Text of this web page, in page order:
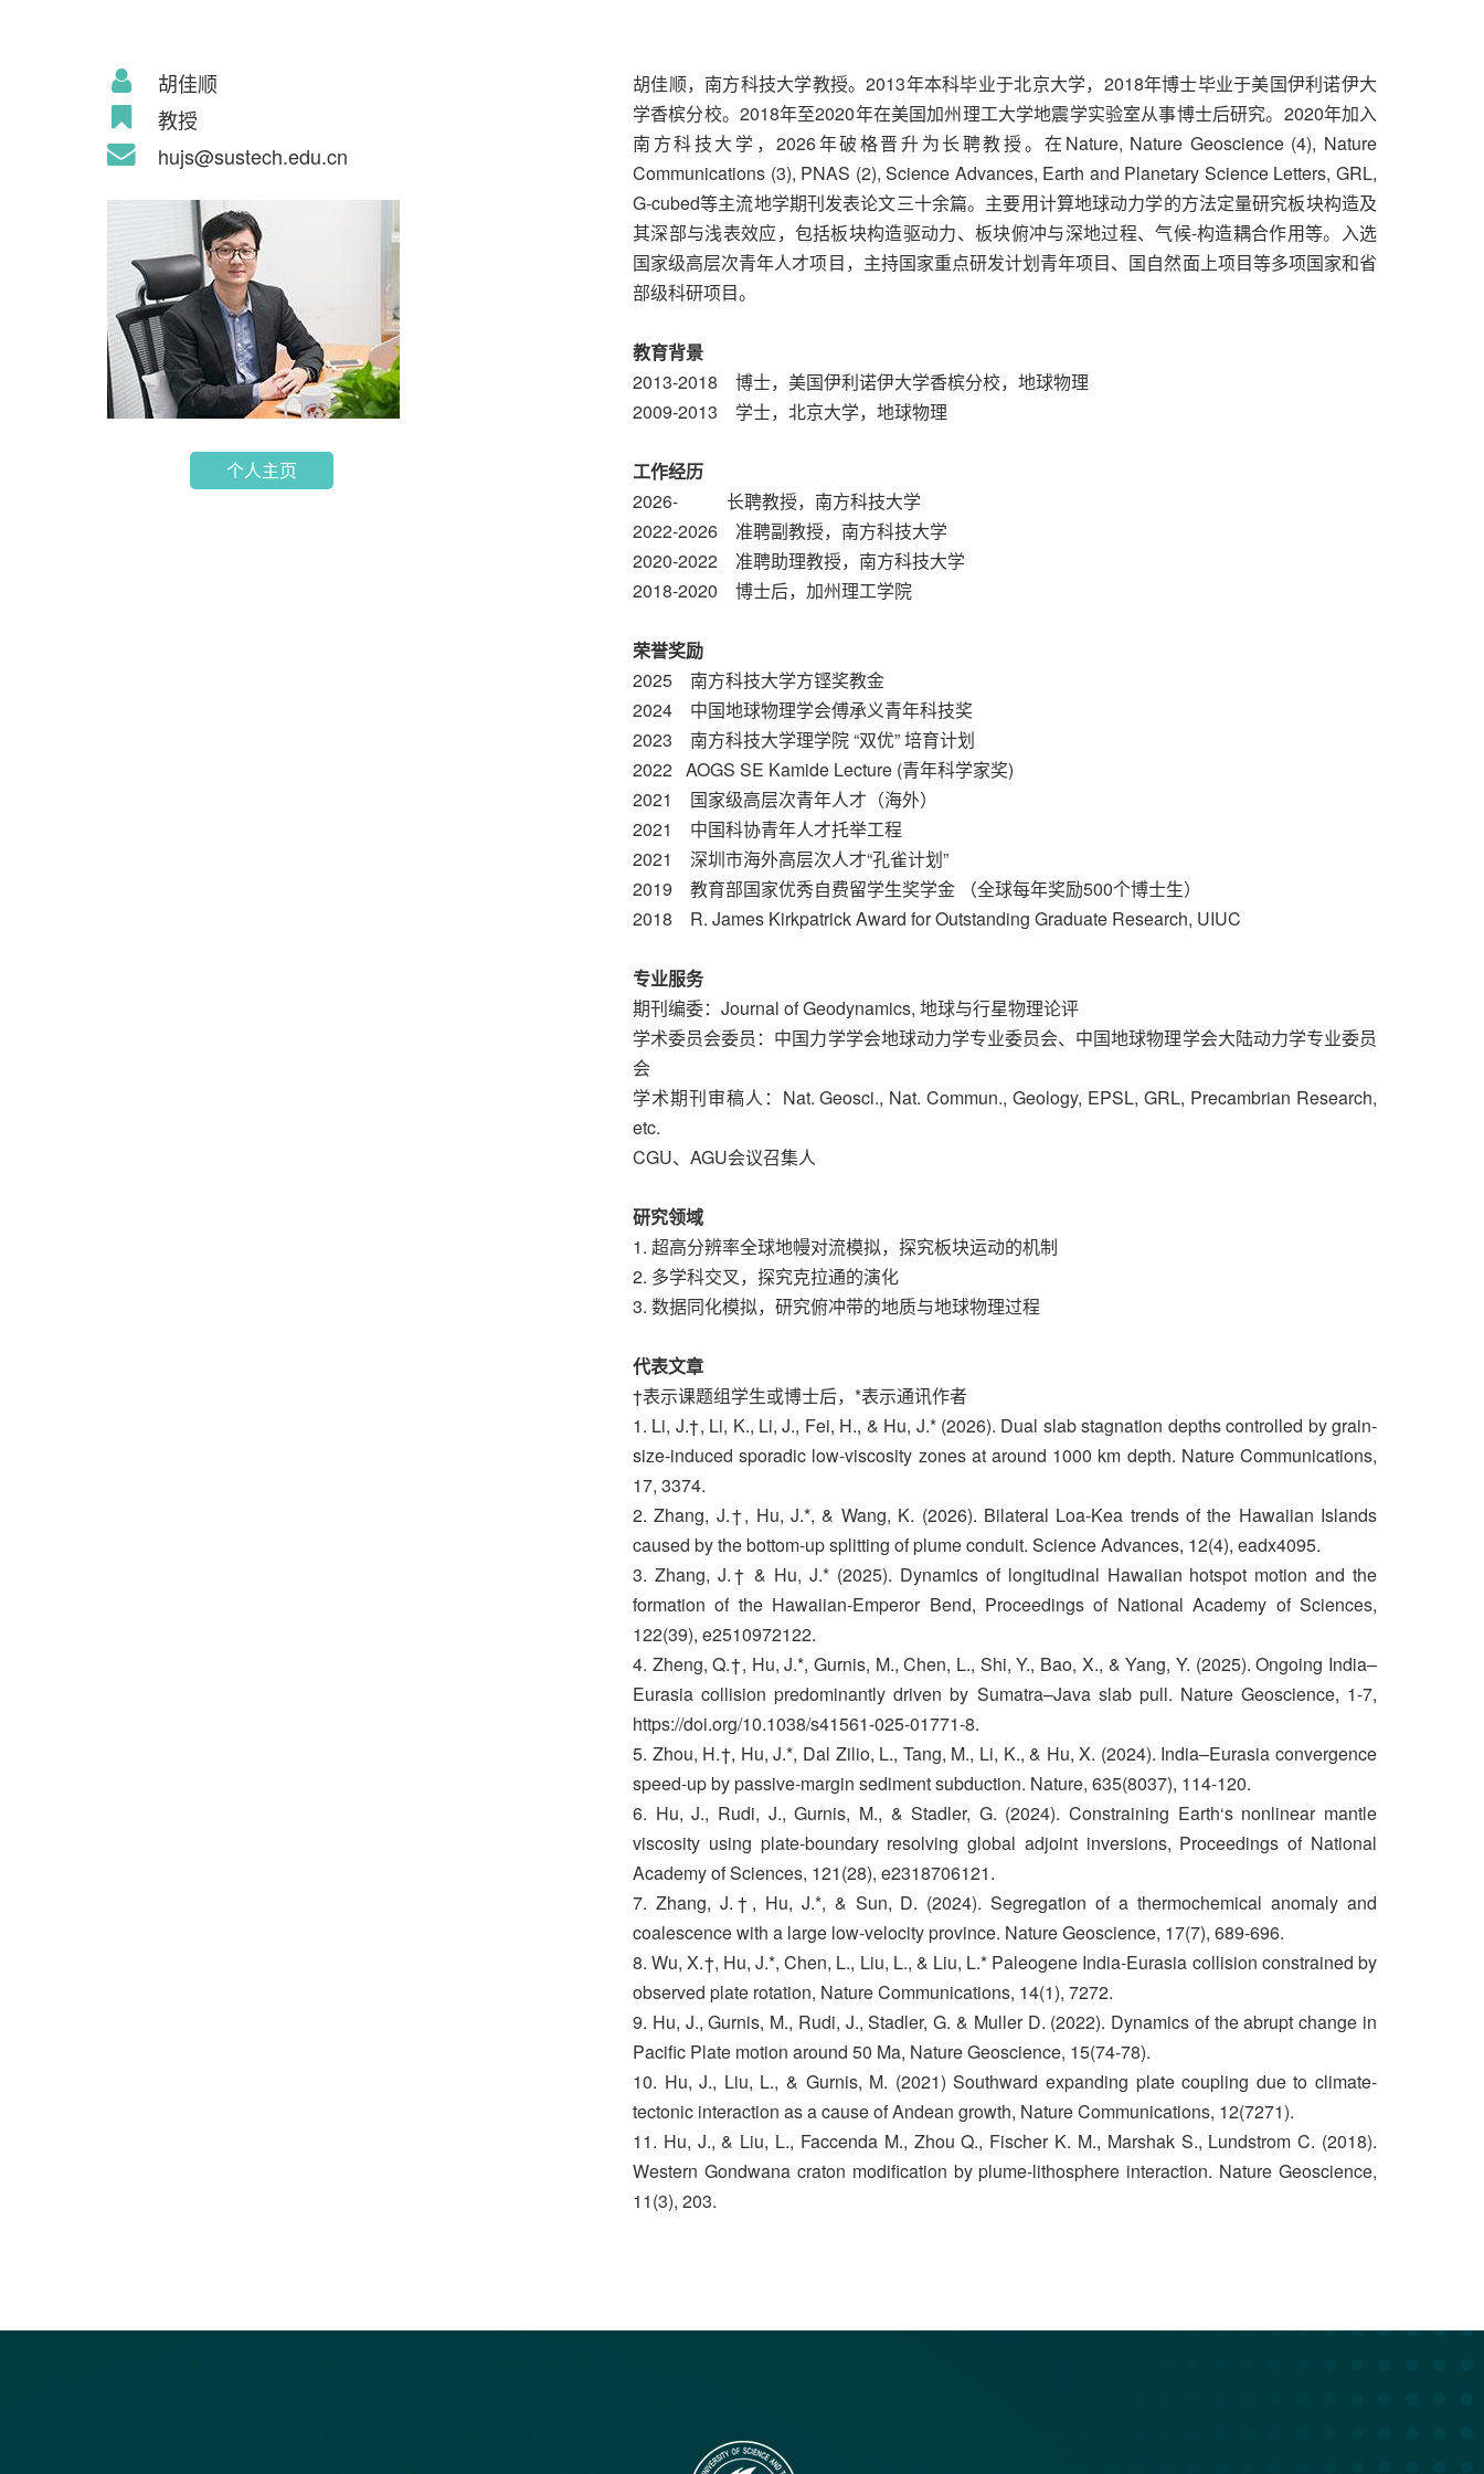
胡佳顺
教授
hujs@sustech.edu.cn
个人主页
胡佳顺，南方科技大学教授。2013年本科毕业于北京大学，2018年博士毕业于美国伊利诺伊大
学香槟分校。2018年至2020年在美国加州理工大学地震学实验室从事博士后研究。2020年加入
南方科技大学，2026年破格晋升为长聘教授。在Nature, Nature Geoscience (4), Nature
Communications (3), PNAS (2), Science Advances, Earth and Planetary Science Letters, GRL,
G-cubed等主流地学期刊发表论文三十余篇。主要用计算地球动力学的方法定量研究板块构造及
其深部与浅表效应，包括板块构造驱动力、板块俯冲与深地过程、气候-构造耦合作用等。入选
国家级高层次青年人才项目，主持国家重点研发计划青年项目、国自然面上项目等多项国家和省
部级科研项目。
教育背景
2013-2018 博士，美国伊利诺伊大学香槟分校，地球物理
2009-2013 学士，北京大学，地球物理
工作经历
2026- 长聘教授，南方科技大学
2022-2026 准聘副教授，南方科技大学
2020-2022 准聘助理教授，南方科技大学
2018-2020 博士后，加州理工学院
荣誉奖励
2025 南方科技大学方铿奖教金
2024 中国地球物理学会傅承义青年科技奖
2023 南方科技大学理学院 “双优” 培育计划
2022 AOGS SE Kamide Lecture (青年科学家奖)
2021 国家级高层次青年人才（海外）
2021 中国科协青年人才托举工程
2021 深圳市海外高层次人才“孔雀计划”
2019 教育部国家优秀自费留学生奖学金 （全球每年奖励500个博士生）
2018 R. James Kirkpatrick Award for Outstanding Graduate Research, UIUC
专业服务
期刊编委：Journal of Geodynamics, 地球与行星物理论评
学术委员会委员：中国力学学会地球动力学专业委员会、中国地球物理学会大陆动力学专业委员
会
学术期刊审稿人：Nat. Geosci., Nat. Commun., Geology, EPSL, GRL, Precambrian Research,
etc.
CGU、AGU会议召集人
研究领域
1. 超高分辨率全球地幔对流模拟，探究板块运动的机制
2. 多学科交叉，探究克拉通的演化
3. 数据同化模拟，研究俯冲带的地质与地球物理过程
代表文章
†表示课题组学生或博士后，*表示通讯作者
1. Li, J.†, Li, K., Li, J., Fei, H., & Hu, J.* (2026). Dual slab stagnation depths controlled by grain-
size-induced sporadic low-viscosity zones at around 1000 km depth. Nature Communications,
17, 3374.
2. Zhang, J.†, Hu, J.*, & Wang, K. (2026). Bilateral Loa-Kea trends of the Hawaiian Islands
caused by the bottom-up splitting of plume conduit. Science Advances, 12(4), eadx4095.
3. Zhang, J.† & Hu, J.* (2025). Dynamics of longitudinal Hawaiian hotspot motion and the
formation of the Hawaiian-Emperor Bend, Proceedings of National Academy of Sciences,
122(39), e2510972122.
4. Zheng, Q.†, Hu, J.*, Gurnis, M., Chen, L., Shi, Y., Bao, X., & Yang, Y. (2025). Ongoing India–
Eurasia collision predominantly driven by Sumatra–Java slab pull. Nature Geoscience, 1-7,
https://doi.org/10.1038/s41561-025-01771-8.
5. Zhou, H.†, Hu, J.*, Dal Zilio, L., Tang, M., Li, K., & Hu, X. (2024). India–Eurasia convergence
speed-up by passive-margin sediment subduction. Nature, 635(8037), 114-120.
6. Hu, J., Rudi, J., Gurnis, M., & Stadler, G. (2024). Constraining Earth‘s nonlinear mantle
viscosity using plate-boundary resolving global adjoint inversions, Proceedings of National
Academy of Sciences, 121(28), e2318706121.
7. Zhang, J.†, Hu, J.*, & Sun, D. (2024). Segregation of a thermochemical anomaly and
coalescence with a large low-velocity province. Nature Geoscience, 17(7), 689-696.
8. Wu, X.†, Hu, J.*, Chen, L., Liu, L., & Liu, L.* Paleogene India-Eurasia collision constrained by
observed plate rotation, Nature Communications, 14(1), 7272.
9. Hu, J., Gurnis, M., Rudi, J., Stadler, G. & Muller D. (2022). Dynamics of the abrupt change in
Pacific Plate motion around 50 Ma, Nature Geoscience, 15(74-78).
10. Hu, J., Liu, L., & Gurnis, M. (2021) Southward expanding plate coupling due to climate-
tectonic interaction as a cause of Andean growth, Nature Communications, 12(7271).
11. Hu, J., & Liu, L., Faccenda M., Zhou Q., Fischer K. M., Marshak S., Lundstrom C. (2018).
Western Gondwana craton modification by plume-lithosphere interaction. Nature Geoscience,
11(3), 203.